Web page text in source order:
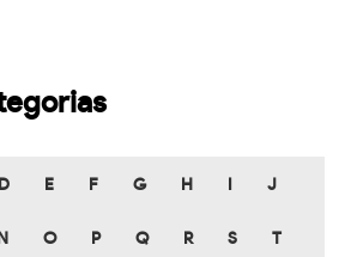
D E F G H J
N O P Q R S T